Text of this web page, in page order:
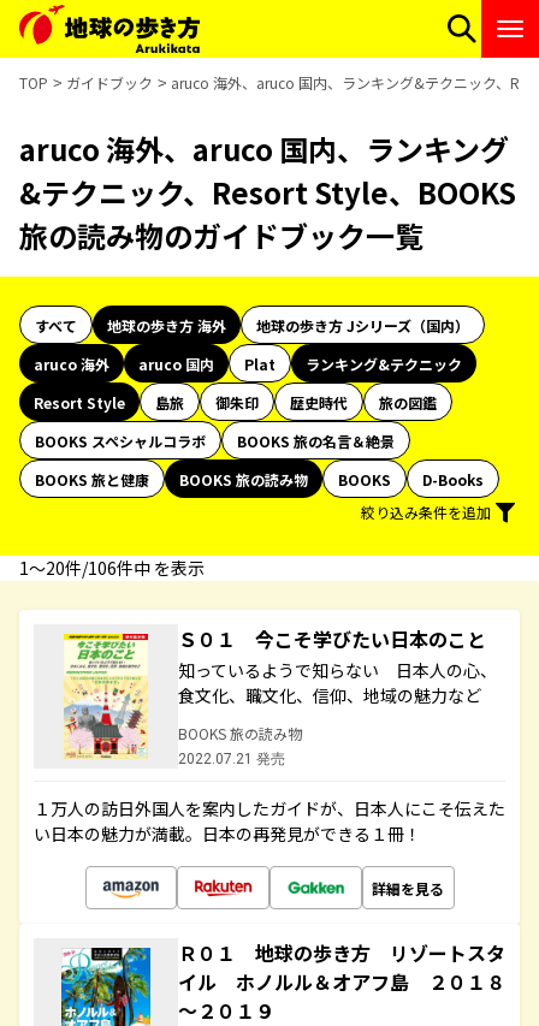
TOP ガイドブック aruco 海外、aruco 国内、ランキング&テクニック、
aruco 海外、aruco 国内、ランキング
&テクニック、Resort Style、BOOKS
旅の読み物のガイドブック一覧
すべて 地球の歩き方 海外
地球の歩き方 Jシリーズ（国内）
aruco 海外
aruco 国内 Plat
ランキング&テクニック
Resort Style
島旅 御朱印 歴史時代
旅の図鑑
BOOKS スペシャルコラボ
BOOKS 旅の名言＆絶景
BOOKS 旅と健康
BOOKS 旅の読み物 BOOKS
D-Books
絞り込み条件を追加
1〜20件/106件中 を表示
Ｓ０１ 今こそ学びたい日本のこと
知っているようで知らない 日本人の心、
食文化、職文化、信仰、地域の魅力など
BOOKS 旅の読み物
2022.07.21 発売
１万人の訪日外国人を案内したガイドが、日本人にこそ伝えた
い日本の魅力が満載。日本の再発見ができる１冊！
詳細を見る
Ｒ０１ 地球の歩き方 リゾートスタ
イル ホノルル＆オアフ島 ２０１８
～２０１９